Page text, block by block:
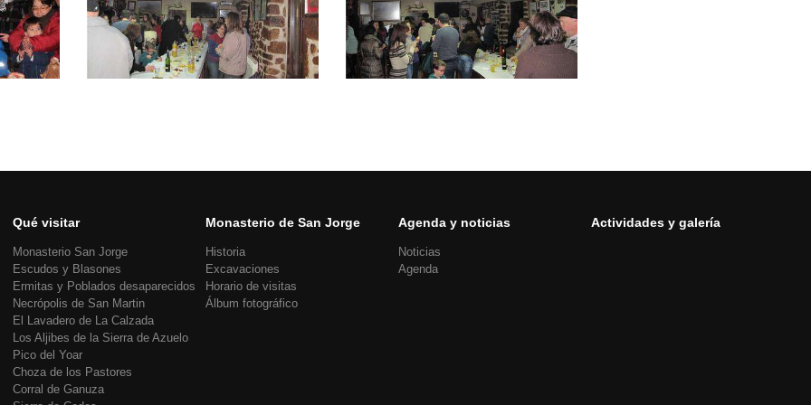
Qué visitar
Monasterio San Jorge
Escudos y Blasones
Ermitas y Poblados desaparecidos
Necrópolis de San Martin
El Lavadero de La Calzada
Los Aljibes de la Sierra de Azuelo
Pico del Yoar
Choza de los Pastores
Corral de Ganuza
Monasterio de San Jorge
Historia
Excavaciones
Horario de visitas
Álbum fotográfico
Agenda y noticias
Noticias
Agenda
Actividades y galería